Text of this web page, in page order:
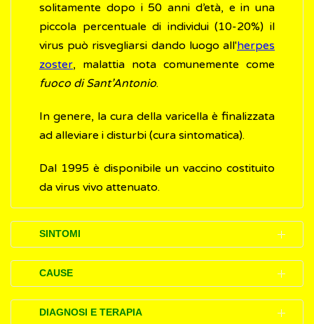
solitamente dopo i 50 anni d’età, e in una
piccola percentuale di individui (10-20%) il
virus può risvegliarsi dando luogo all'herpes
zoster, malattia nota comunemente come
fuoco di Sant’Antonio.
In genere, la cura della varicella è finalizzata
ad alleviare i disturbi (cura sintomatica).
Dal 1995 è disponibile un vaccino costituito
da virus vivo attenuato.
SINTOMI
La varicella si manifesta dopo 10-21 giorni
dal “contatto” (esposizione) con ilviruse
generalmente si risolve in 7-10 giorni. Uno o
CAUSE
La varicella è causata dall'infezione con il
DIAGNOSI E TERAPIA